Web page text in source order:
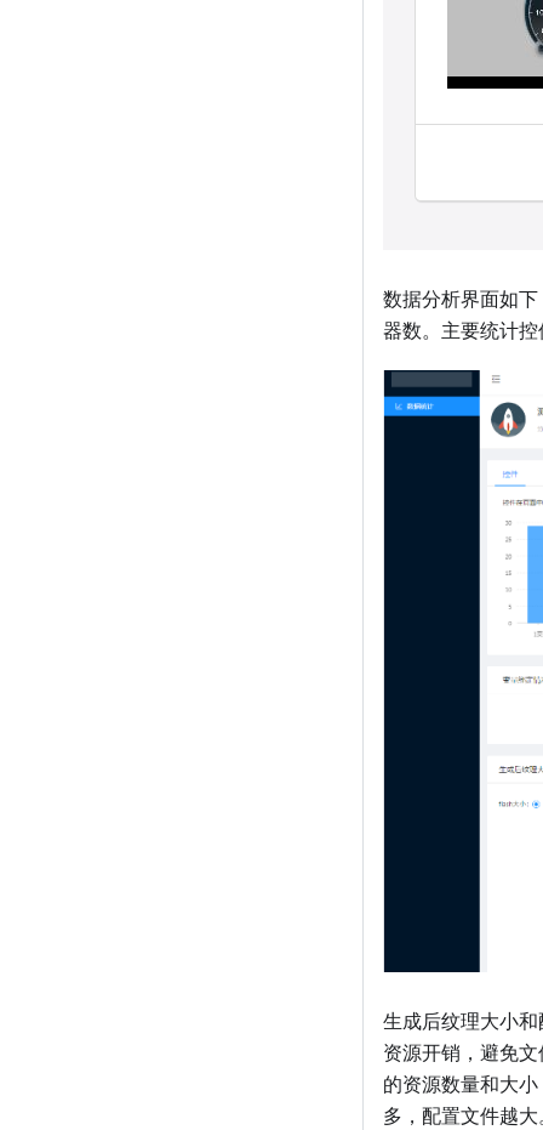
数据分析界面如
器数。主要统计
生成后纹理大小
资源开销，避免
的资源数量和大
多，配置文件越大